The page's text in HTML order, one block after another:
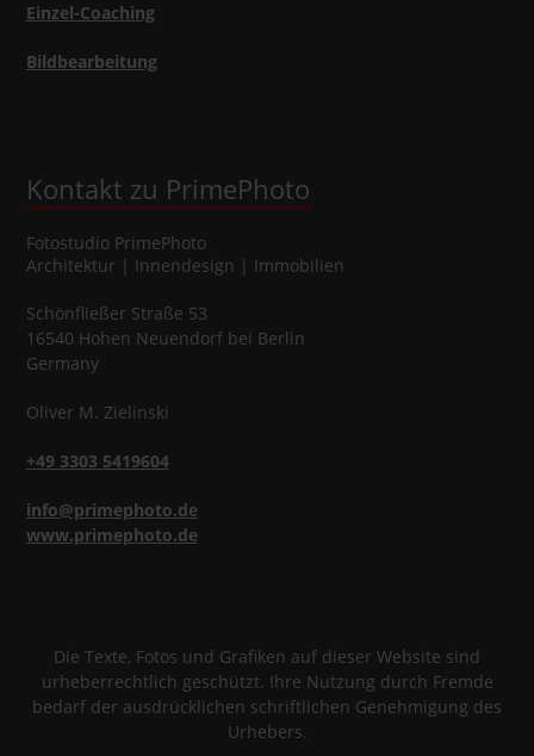
Einzel-Coaching
Bildbearbeitung
Kontakt zu PrimePhoto
Fotostudio PrimePhoto
Architektur | Innendesign | Immobilien
Schönfließer Straße 53
16540 Hohen Neuendorfbei Berlin
Germany
Oliver M. Zielinski
+49 3303 5419604
info@primephoto.de
www.primephoto.de
Die Texte, Fotos und Grafiken auf dieser Website sind
urheberrechtlich geschützt. Ihre Nutzung durch Fremde
bedarf der ausdrücklichen schriftlichen Genehmigung des
Urhebers.